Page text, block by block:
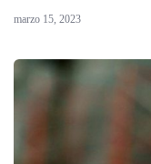
marzo 15, 2023